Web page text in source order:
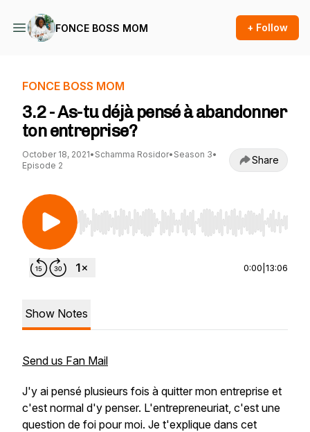
FONCE BOSS MOM + Follow
FONCE BOSS MOM
3.2 - As-tu déjà pensé à abandonner
ton entreprise?
October 18, 2021• Schamma Rosidor• Season 3•
Episode 2
Share
Use Left/Right to seek, Home/End to jump to
0:00 13:06
Show Notes
Send us Fan Mail
J'y ai pensé plusieurs fois à quitter mon entreprise et
c'est normal d'y penser. L'entrepreneuriat, c'est une
question de foi pour moi. Je t'explique dans cet